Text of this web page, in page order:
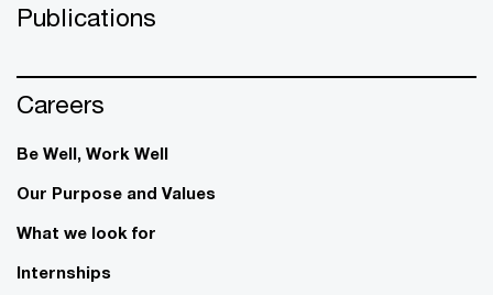
Publications
Careers
Be Well, Work Well​
Our Purpose and Values
What we look for
Internships